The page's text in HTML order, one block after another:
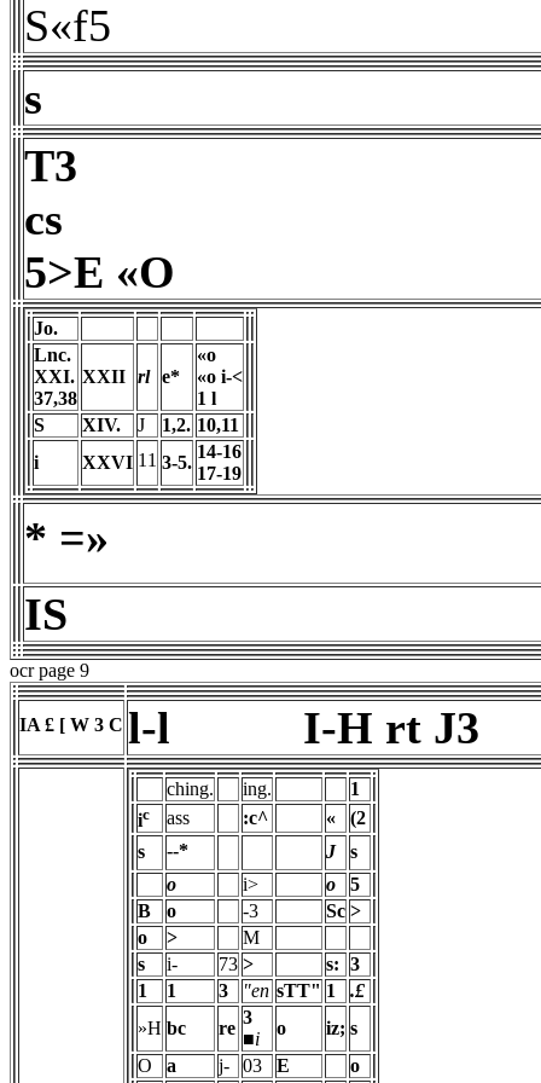
S«f5
s
T3
cs
5>E «O
Jo.
Lnc.
XXI.
37,38
XXII rl e*
«o
«o i-<
1 l
S
XIV. J 1,2. 10,11
i
XXVI 11 3-5.
14-16
17-19
* =»
IS
ocr page 9
IA £ [ W 3 C l-l I-H rt J3
ching. ing.
1
ic ass :c^ «
(2
s
--* J
s
o
i> o
5
B
o -3 Sc >
o
>
M
s
i- 73 > s: 3
1
1 3 "en sTT" 1
.£
»H bc re
3
■i
o iz; s
O
a j- 03 E
o